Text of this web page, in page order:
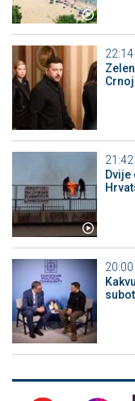
22:14
21:42
20:00